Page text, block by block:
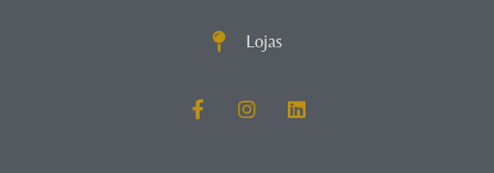
Lojas